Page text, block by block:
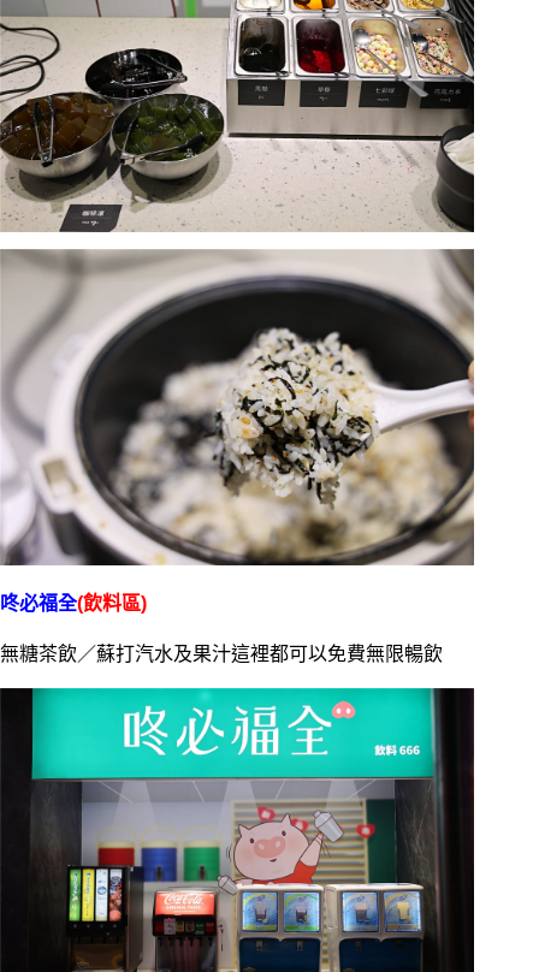
咚必福全(飲料區)
無糖茶飲／蘇打汽水及果汁這裡都可以免費無限暢飲